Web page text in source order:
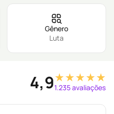
Gênero
Luta
4,9★★★★★
1.235 avaliações